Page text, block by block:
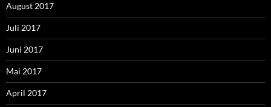
August 2017
Juli 2017
Juni 2017
Mai 2017
April 2017